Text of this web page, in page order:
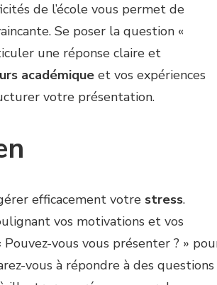
de l’école vous permet de
Se poser la question «
une réponse claire et
académique et vos expériences
votre présentation.
efficacement votre stress.
vos motivations et vos
vous vous présenter ? »
vous à répondre à des questions